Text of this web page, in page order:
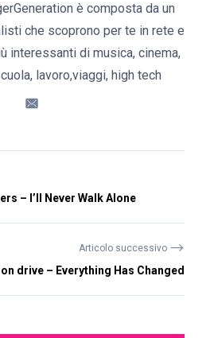
è composta da un
che scoprono per te in rete e
interessanti di musica, cinema,
lavoro,viaggi, high tech
– I’ll Never Walk Alone
Articolo successivo ⟶
drive – Everything Has Changed